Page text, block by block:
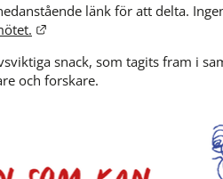
länk för att delta.
Länk till annan webbplats.
snack, som tagits fram i
och forskare.